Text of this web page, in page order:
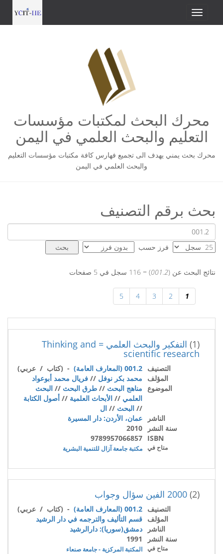
محرك البحث لمكتبات مؤسسات
التعليم والبحث العلمي في اليمن
محرك بحث يمني يهدف الى تجميع فهارس كافة مكتبات مؤسسات التعليم
والبحث العلمي في اليمن
بحث برقم التصنيف
فرز حسب
نتائج البحث عن (001.2) = 116 سجل في 5 صفحات
5 4 3 2 1
(1) التفكير والبحث العلمي = Thinking and
scientific research
التصنيف 001.2 (المعارف العامة)
- (كتاب / عربي)
المؤلف
محمد بكر نوفل // فريال محمد أبوعواد
الموضوع مناهج البحث // طرق البحث // البحث
العلمي // الأبحاث العلمية // أصول الكتابة
// البحث // ال
الناشر
عمان، الأردن: دار المسيرة
سنة النشر
2010
ISBN
9789957066857
متاح في مكتبة جامعة آزال للتنمية البشرية
(2) 2000 الفين سؤال وجواب
التصنيف 001.2 (المعارف العامة)
- (كتاب / عربي)
المؤلف قسم التأليف والترجمه في دار الرشيد
الناشر
دمشق(سوريا): دارالرشيد
سنة النشر
1991
متاح في المكتبة المركزية - جامعة صنعاء